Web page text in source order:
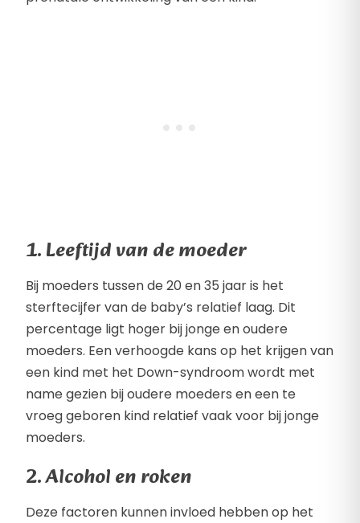
1. Leeftijd van de moeder
Bij moeders tussen de 20 en 35 jaar is het
sterftecijfer van de baby’s relatief laag. Dit
percentage ligt hoger bij jonge en oudere
moeders. Een verhoogde kans op het krijgen van
een kind met het Down-syndroom wordt met
name gezien bij oudere moeders en een te
vroeg geboren kind relatief vaak voor bij jonge
moeders.
2. Alcohol en roken
Deze factoren kunnen invloed hebben op het